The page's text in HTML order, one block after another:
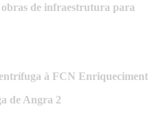
de infraestrutura para
à FCN
de Angra 2